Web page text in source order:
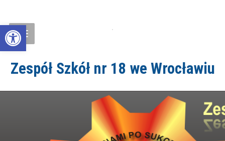
Open toolbar
Zespół Szkół nr 18 we Wrocławiu